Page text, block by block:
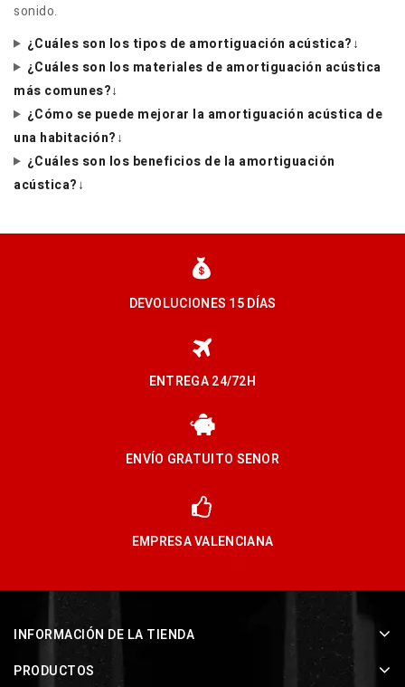
sonido.
¿Cuáles son los tipos de amortiguación acústica?↓
¿Cuáles son los materiales de amortiguación acústica
más comunes?↓
¿Cómo se puede mejorar la amortiguación acústica de
una habitación?↓
¿Cuáles son los beneficios de la amortiguación
acústica?↓
DEVOLUCIONES 15 DÍAS
ENTREGA 24/72H
ENVÍO GRATUITO SENOR
EMPRESA VALENCIANA
INFORMACIÓN DE LA TIENDA
PRODUCTOS